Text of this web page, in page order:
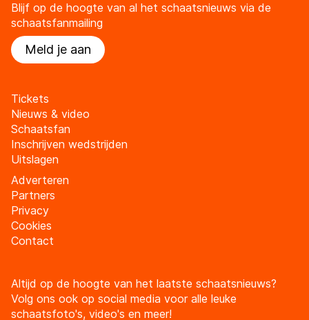
Blijf op de hoogte van al het schaatsnieuws via de
schaatsfanmailing
Meld je aan
Tickets
Nieuws & video
Schaatsfan
Inschrijven wedstrijden
Uitslagen
Adverteren
Partners
Privacy
Cookies
Contact
Altijd op de hoogte van het laatste schaatsnieuws?
Volg ons ook op social media voor alle leuke
schaatsfoto's, video's en meer!